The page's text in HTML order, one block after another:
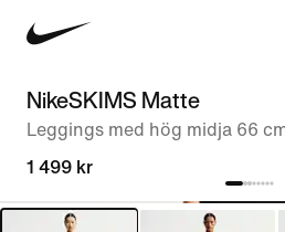
NikeSKIMS Matte
Leggings med hög midja 66
1 499 kr